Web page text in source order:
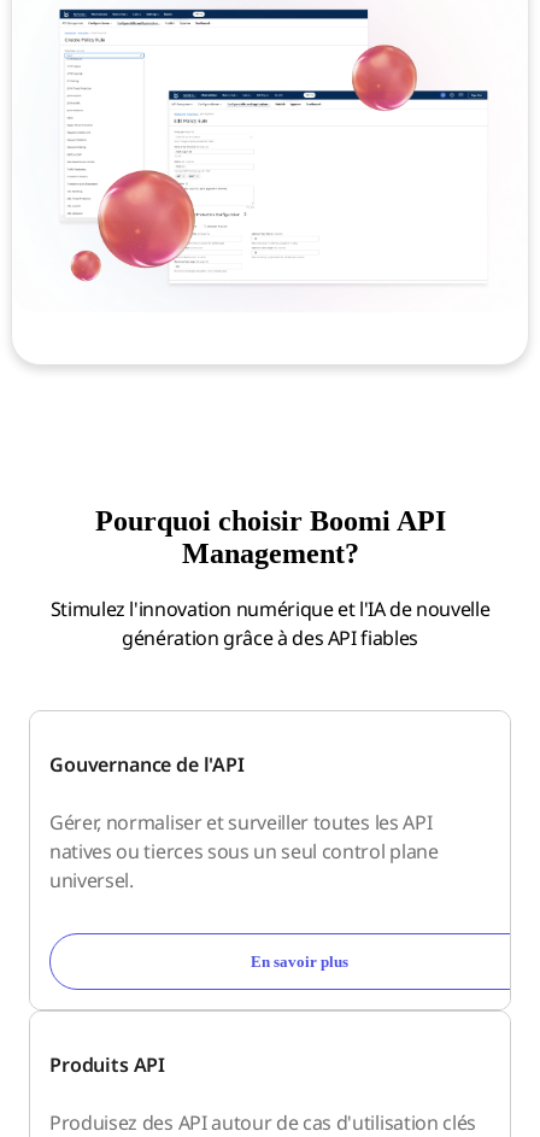
Pourquoi choisir Boomi API
Management?
Stimulez l'innovation numérique et l'IA de nouvelle
génération grâce à des API fiables
Gouvernance de l'API
Gérer, normaliser et surveiller toutes les API
natives ou tierces sous un seul control plane
universel.
En savoir plus
Produits API
Produisez des API autour de cas d'utilisation clés